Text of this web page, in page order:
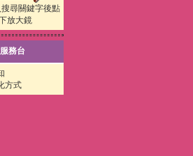
尋關鍵字後點
放大鏡
務台
方式